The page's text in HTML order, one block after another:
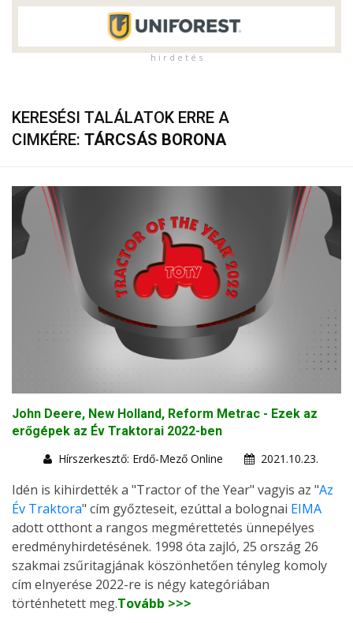
h i r d e t é s
KERESÉSI TALÁLATOK ERRE A
CIMKÉRE: TÁRCSÁS BORONA
John Deere, New Holland, Reform Metrac - Ezek az
erőgépek az Év Traktorai 2022-ben
Hírszerkesztő: Erdő-Mező Online
2021.10.23.
Idén is kihirdették a "Tractor of the Year" vagyis az "Az
Év Traktora" cím győzteseit, ezúttal a bolognai EIMA
adott otthont a rangos megmérettetés ünnepélyes
eredményhirdetésének. 1998 óta zajló, 25 ország 26
szakmai zsűritagjának köszönhetően tényleg komoly
cím elnyerése 2022-re is négy kategóriában
történhetett meg.Tovább >>>